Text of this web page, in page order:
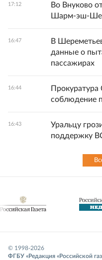
17:12
Во Внуково
Шарм-эш-
16:47
В
данные о
пассажирах
16:44
Прокуратура
соблюдение
16:43
Уральцу
поддержку
© 1998-2026
ФГБУ «Редакция «Российской